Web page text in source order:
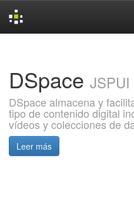
DSpace JSPUI
DSpace almacena y
tipo de contenido digital
vídeos y colecciones de
Leer más